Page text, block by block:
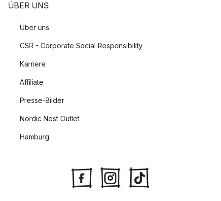
ÜBER UNS
Über uns
CSR - Corporate Social Responsibility
Karriere
Affiliate
Presse-Bilder
Nordic Nest Outlet
Hamburg